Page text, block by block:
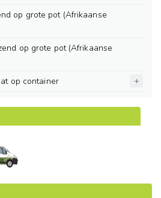
op grote pot (Afrikaanse
op grote pot (Afrikaanse
op container